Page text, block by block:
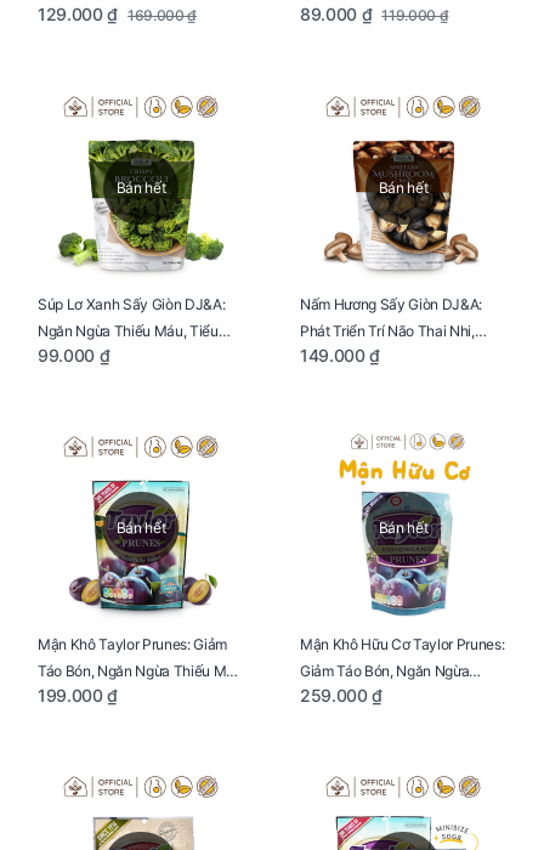
129.000 ₫ 169.000 ₫
Bầu Hộp 104g
89.000 ₫ 119.000 ₫
Bán hết
Súp Lơ Xanh Sấy Giòn DJ&A:
Ngăn Ngừa Thiếu Máu, Tiểu
Đường, Dị Tật Thai Nhi Túi 25g
99.000 ₫
Bán hết
Nấm Hương Sấy Giòn DJ&A:
Phát Triển Trí Não Thai Nhi,
Giảm Mệt Mỏi Cho Mẹ Bầu Túi
149.000 ₫
Bán hết
Mận Khô Taylor Prunes: Giảm
Táo Bón, Ngăn Ngừa Thiếu Máu
Cho Mẹ Bầu Túi 250g
199.000 ₫
Bán hết
Mận Khô Hữu Cơ Taylor Prunes:
Giảm Táo Bón, Ngăn Ngừa
Thiếu Máu Cho Mẹ Bầu Túi
259.000 ₫